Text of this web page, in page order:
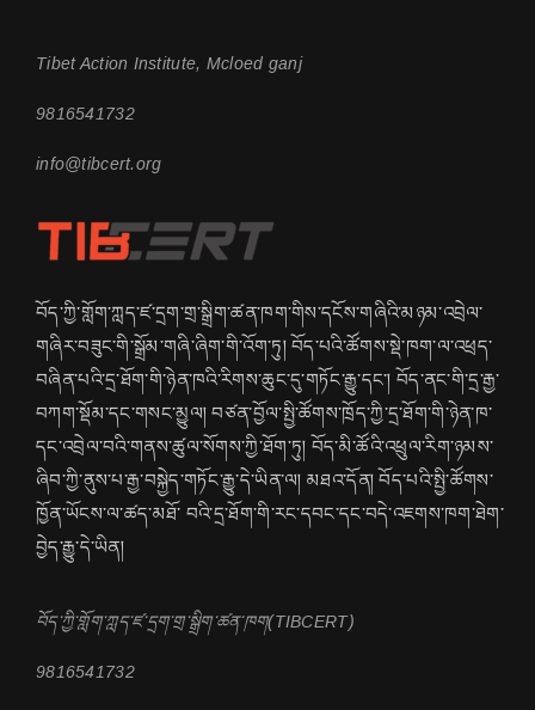
Tibet Action Institute, Mcloed ganj
9816541732
info@tibcert.org
བོད་ཀྱི་གློག་ཀླད་ཛ་དྲག་གྲ་སྒྲིག་ཚན་ཁག་གིས་དངོས་གཞིའི་མཉམ་འབྲེལ་
གཞིར་བཟུང་གི་སྒྲོམ་གཞི་ཞིག་གི་འོག་ཏུ། བོད་པའི་ཚོགས་སྡེ་ཁག་ལ་འཕྲད་
བཞིན་པའི་དྲ་ཐོག་གི་ཉེན་ཁའི་རིགས་ཆུང་དུ་གཏོང་རྒྱུ་དང་། བོད་ནང་གི་དྲ་རྒྱ་
བཀག་སྡོམ་དང་གསང་མྱུལ། བཙན་བྱོལ་སྤྱི་ཚོགས་ཁྲོད་ཀྱི་དྲ་ཐོག་གི་ཉེན་ཁ་
དང་འབྲེལ་བའི་གནས་ཚུལ་སོགས་ཀྱི་ཐོག་ཏུ། བོད་མི་ཚོའི་འཕྲུལ་རིག་ཉམས་
ཞིབ་ཀྱི་ནུས་པ་རྒྱ་བསྐྱེད་གཏོང་རྒྱུ་དེ་ཡིན་ལ། མཐའ་དོན། བོད་པའི་སྤྱི་ཚོགས་
ཁྱོན་ཡོངས་ལ་ཚད་མཐོ་ བའི་དྲ་ཐོག་གི་རང་དབང་དང་བདེ་འཇགས་ཁག་ཐེག་
བྱེད་རྒྱུ་དེ་ཡིན།
བོད་ཀྱི་གློག་ཀླད་ཛ་དྲག་གྲ་སྒྲིག་ཚན་ཁག(TIBCERT)
9816541732